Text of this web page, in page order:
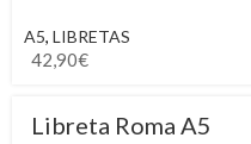
A5, LIBRETAS
42,90€
Libreta Roma A5